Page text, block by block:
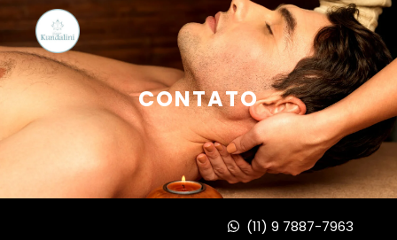
CONTATO
(11) 9 7887-7963